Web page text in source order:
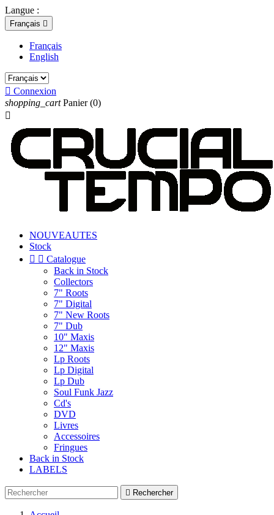
Langue :
Français 
Français
English
 Connexion
shopping_cart Panier (0)

NOUVEAUTES
Stock
  Catalogue
Back in Stock
Collectors
7" Roots
7" Digital
7" New Roots
7" Dub
10" Maxis
12" Maxis
Lp Roots
Lp Digital
Lp Dub
Soul Funk Jazz
Cd's
DVD
Livres
Accessoires
Fringues
Back in Stock
LABELS
 Rechercher